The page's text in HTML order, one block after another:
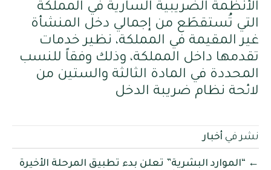
الأنظمة الضريبية السارية في المملكة
التي تُستقطَع من إجمالي دخل المنشأة
غير المقيمة في المملكة، نظير خدمات
تقدمها داخل المملكة، وذلك وفقاً للنسب
المحددة في المادة الثالثة والستين من
لائحة نظام ضريبة الدخل
نشر في أخبار
← “الموارد البشرية” تُعلن بدء تطبيق المرحلة الأخيرة